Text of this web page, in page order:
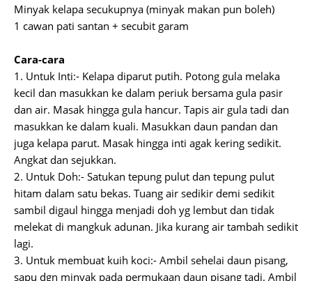
Minyak kelapa secukupnya (minyak makan pun boleh)
1 cawan pati santan + secubit garam
Cara-cara
1. Untuk Inti:- Kelapa diparut putih. Potong gula melaka
kecil dan masukkan ke dalam periuk bersama gula pasir
dan air. Masak hingga gula hancur. Tapis air gula tadi dan
masukkan ke dalam kuali. Masukkan daun pandan dan
juga kelapa parut. Masak hingga inti agak kering sedikit.
Angkat dan sejukkan.
2. Untuk Doh:- Satukan tepung pulut dan tepung pulut
hitam dalam satu bekas. Tuang air sedikir demi sedikit
sambil digaul hingga menjadi doh yg lembut dan tidak
melekat di mangkuk adunan. Jika kurang air tambah sedikit
lagi.
3. Untuk membuat kuih koci:- Ambil sehelai daun pisang,
sapu dgn minyak pada permukaan daun pisang tadi. Ambil